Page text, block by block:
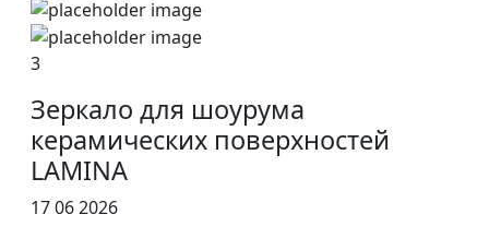
3
Зеркало для шоурума
керамических поверхностей
LAMINA
17 06 2026